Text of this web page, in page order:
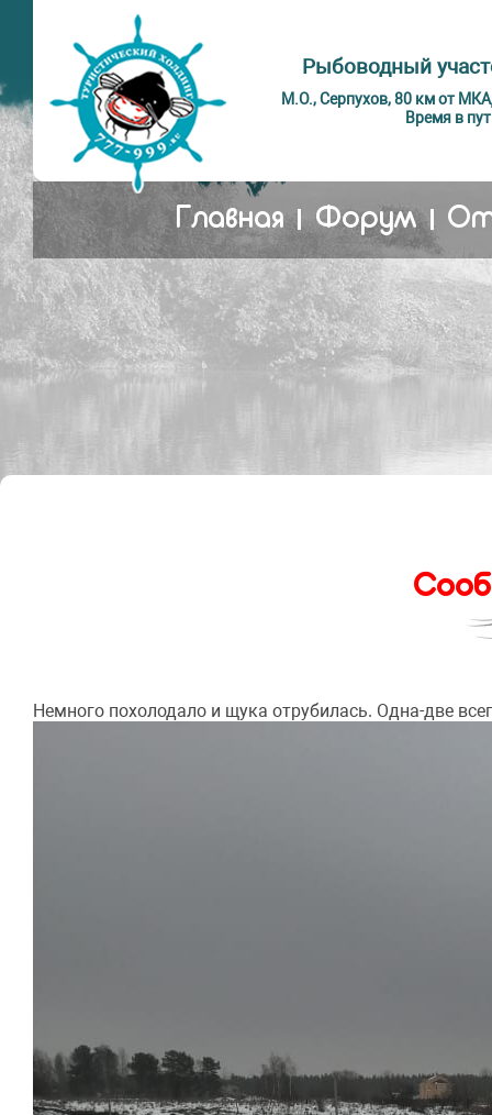
Рыбоводный
М.О., Серпухов, 80 км от
Время в
Главная Форум
Немного похолодало и щука отрубилась. Одна-две